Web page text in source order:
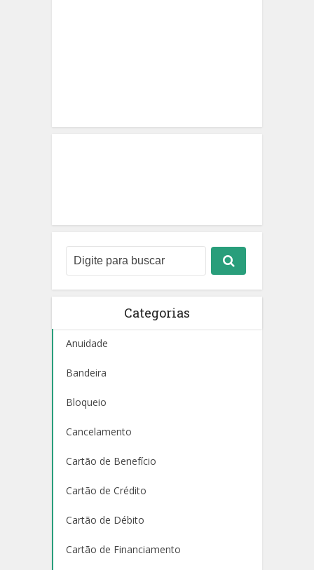
Categorias
Anuidade
Bandeira
Bloqueio
Cancelamento
Cartão de Benefício
Cartão de Crédito
Cartão de Débito
Cartão de Financiamento